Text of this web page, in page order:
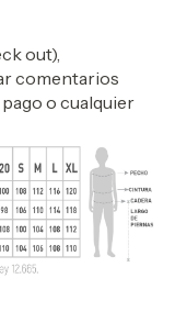
out),
comentarios
o cualquier